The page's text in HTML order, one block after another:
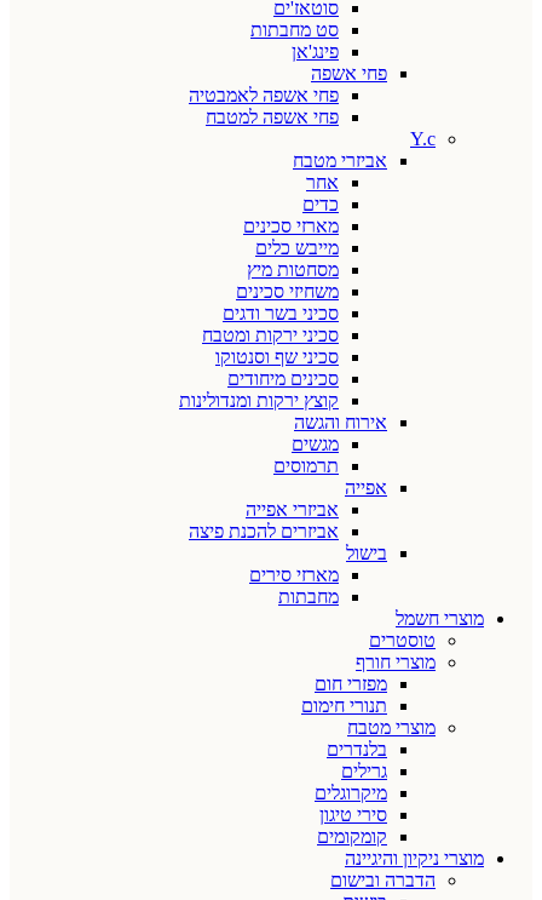
סוטאז'ים
סט מחבתות
פינג'אן
פחי אשפה
פחי אשפה לאמבטיה
פחי אשפה למטבח
Y.c
אביזרי מטבח
אחר
כדים
מארזי סכינים
מייבש כלים
מסחטות מיץ
משחיזי סכינים
סכיני בשר ודגים
סכיני ירקות ומטבח
סכיני שף וסנטוקו
סכינים מיחודים
קוצץ ירקות ומנדולינות
אירוח והגשה
מגשים
תרמוסים
אפייה
אביזרי אפייה
אביזרים להכנת פיצה
בישול
מארזי סירים
מחבתות
מוצרי חשמל
טוסטרים
מוצרי חורף
מפזרי חום
תנורי חימום
מוצרי מטבח
בלנדרים
גרילים
מיקרוגלים
סירי טיגון
קומקומים
מוצרי ניקיון והיגיינה
הדברה ובישום